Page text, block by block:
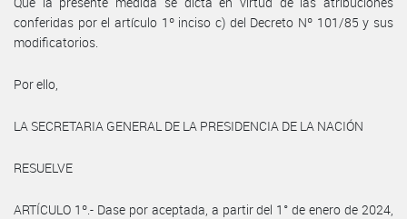
conferidas por el artículo 1º inciso c) del Decreto Nº 101/85 y sus
modificatorios.
Por ello,
LA SECRETARIA GENERAL DE LA PRESIDENCIA DE LA NACIÓN
RESUELVE
ARTÍCULO 1º.- Dase por aceptada, a partir del 1° de enero de 2024,